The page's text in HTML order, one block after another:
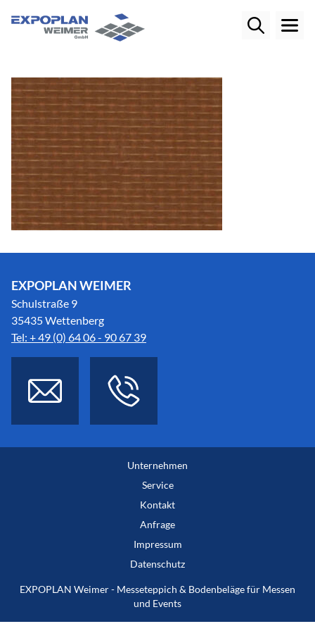
EXPOPLAN WEIMER
Schulstraße 9
35435 Wettenberg
Tel: + 49 (0) 64 06 - 90 67 39
Unternehmen
Service
Kontakt
Anfrage
Impressum
Datenschutz
EXPOPLAN Weimer - Messeteppich & Bodenbeläge für Messen
und Events